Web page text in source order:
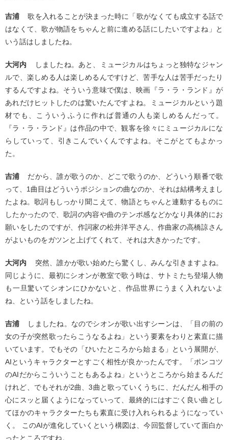
吉浦
歌を入れることが決まった時に「歌がなくても成立する話で
はなくて、歌が物語をちゃんと前に進める話にしたいですよね」と
いう話はしましたね。
大河内
しましたね。あと、ミュージカルはちょっと独特なジャン
ルで、楽しめる人は楽しめるんですけど、苦手な人は苦手だったり
するんですよね。そういう意味で僕は、映画『ラ・ラ・ランド』が
あれだけヒットしたのは驚いたんですよね。ミュージカルという題
材でも、こういうふうに作れば普通の人も楽しめるんだって。
『ラ・ラ・ランド』は作品の中で、観客を徐々にミュージカルにな
らしていって、引きこんでいくんですよね。そこがとてもよかっ
た。
吉浦
だから、誰が歌うのか、どこで歌うのか、どういう順番で歌
って、1曲目はどういうポジションの曲なのか、それは結構考えまし
たよね。歌詞もしっかり聞こえて、物語とちゃんと連動するものに
したかったので、歌詞の内容や曲のテンポ感などかなり具体的にお
願いをしたのですが、作詞家の松井洋平さん、作曲家の高橋諒さん
がよいものをガツンと上げてくれて、それは大きかったです。
大河内
突然、誰かが歌い始めたら驚くし、みんな引きますよね。
同じように、最初にシオンが教室で歌う時は、サトミたち登場人物
も一旦驚いてシオンにひかないと、作品世界にうまく入れないよ
ね、という話をしましたね。
吉浦
しましたね。なのでシオンが歌い出すシーンは、「目の前の
女の子が突然歌ったらこうなるよね」という要素をわりと素直に描
いています。でもその「ひいたところから始まる」という展開が、
AIというキャラクターとすごく相性が良かったんです。「ポンコツ
のAIだからこういうこともあるよね」というところから始まるんだ
けれど、でもそれが2曲、3曲と歌っていくうちに、だんだん相手の
心にスッと届くようになっていって、最終的にはすごく良い曲とし
てほかのキャラクターたちも素直に受け入れられるようになってい
く。 このAIが進化していくという構図は、今回監督していて面白か
ったところですね。